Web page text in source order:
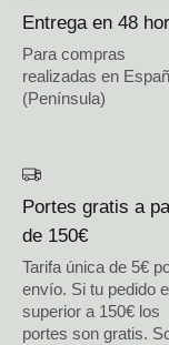
Entrega en 48
Para compras
realizadas en
(Península)
Portes gratis a
de 150€
Tarifa única de 5€
envío. Si tu pedido
superior a 150€ los
portes son gratis.